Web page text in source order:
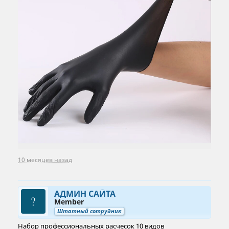
10 месяцев назад
АДМИН САЙТА
Member
Штатный сотрудник
Набор профессиональных расчесок 10 видов